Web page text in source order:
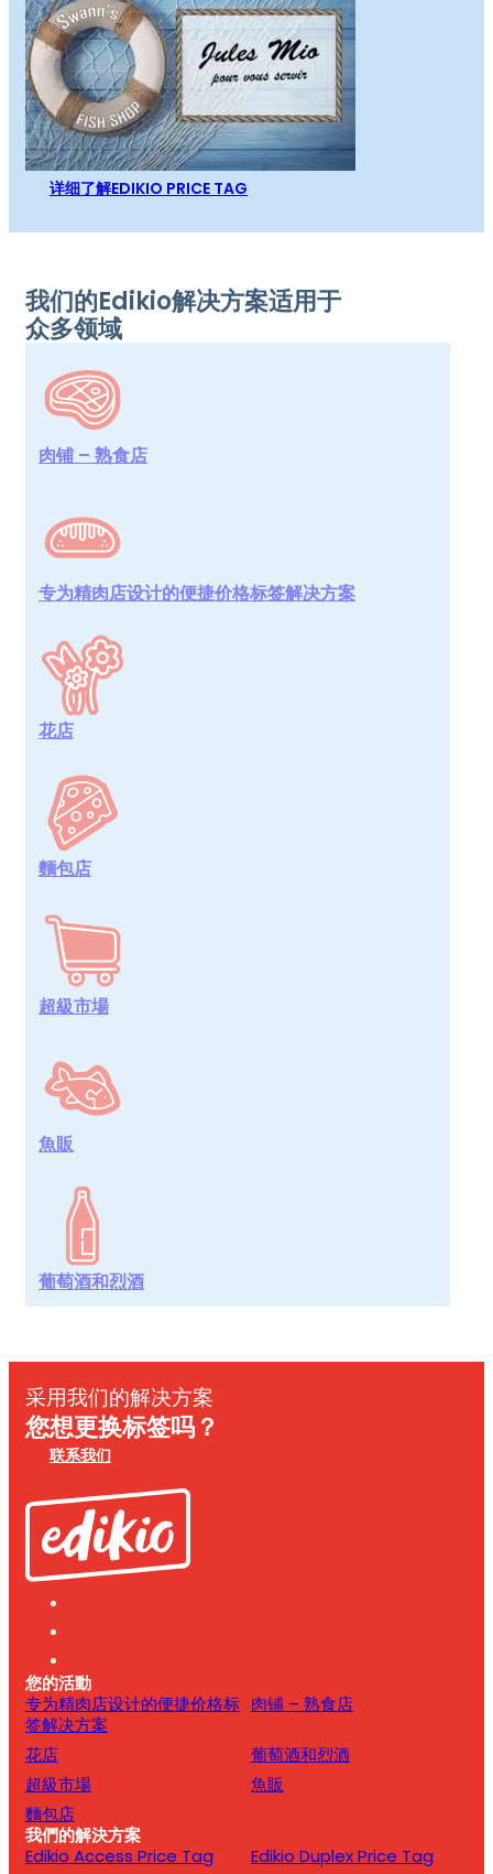
详细了解EDIKIO PRICE TAG
我们的Edikio解决方案适用于
众多领域
肉铺 – 熟食店
专为精肉店设计的便捷价格标签解决方案
花店
麵包店
超級市場
魚販
葡萄酒和烈酒
采用我们的解决方案
您想更换标签吗？
联系我们
您的活動
专为精肉店设计的便捷价格标
签解决方案
肉铺 – 熟食店
花店
葡萄酒和烈酒
超級市場
魚販
麵包店
我們的解決方案
Edikio Access Price Tag
Edikio Duplex Price Tag